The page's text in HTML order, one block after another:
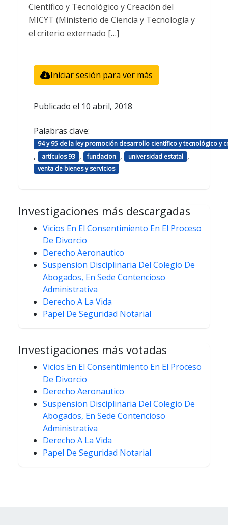
Científico y Tecnológico y Creación del
MICYT (Ministerio de Ciencia y Tecnología y
el criterio externado […]
Iniciar sesión para ver más
Publicado el 10 abril, 2018
Palabras clave:
94 y 95 de la ley promoción desarrollo científico y tecnológico y
, artículos 93 , fundacion , universidad estatal ,
venta de bienes y servicios
Investigaciones más descargadas
Vicios En El Consentimiento En El Proceso
De Divorcio
Derecho Aeronautico
Suspension Disciplinaria Del Colegio De
Abogados, En Sede Contencioso
Administrativa
Derecho A La Vida
Papel De Seguridad Notarial
Investigaciones más votadas
Vicios En El Consentimiento En El Proceso
De Divorcio
Derecho Aeronautico
Suspension Disciplinaria Del Colegio De
Abogados, En Sede Contencioso
Administrativa
Derecho A La Vida
Papel De Seguridad Notarial